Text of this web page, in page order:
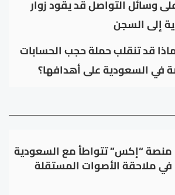
وسائل التواصل قد يقود زوار
إلى السجن
قد تنقلب حملة حجب الحسابات
في السعودية على أهدافها؟
منصة “إكس” تتواطأ مع السعودية
في ملاحقة الأصوات المستقلة